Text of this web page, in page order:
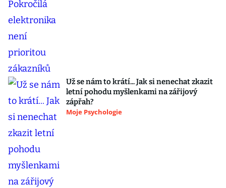
Už se nám to krátí... Jak si nenechat zkazit
letní pohodu myšlenkami na zářijový
zápřah?
Moje Psychologie